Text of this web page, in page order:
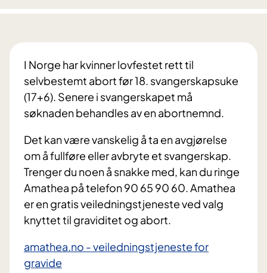
I Norge har kvinner lovfestet rett til
selvbestemt abort før 18. svangerskapsuke
(17+6). Senere i svangerskapet må
søknaden behandles av en abortnemnd.
Det kan være vanskelig å ta en avgjørelse
om å fullføre eller avbryte et svangerskap.
Trenger du noen å snakke med, kan du ringe
Amathea på telefon 90 65 90 60. Amathea
er en gratis veiledningstjeneste ved valg
knyttet til graviditet og abort.
amathea.no - veiledningstjeneste for
gravide